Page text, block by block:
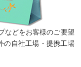
などをお客様のご要望
の自社工場・提携工場